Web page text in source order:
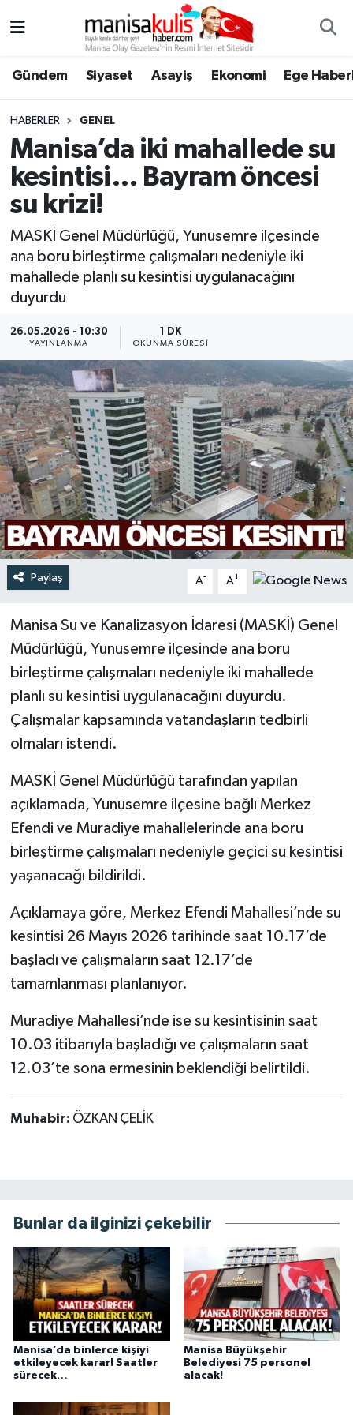
Gündem Siyaset Asayiş Ekonomi Ege
HABERLER GENEL
Manisa’da iki mahallede su
kesintisi… Bayram öncesi
su krizi!
MASKİ Genel Müdürlüğü, Yunusemre ilçesinde
ana boru birleştirme çalışmaları nedeniyle iki
mahallede planlı su kesintisi uygulanacağını
duyurdu
26.05.2026 - 10:30
YAYINLANMA
1 DK
OKUNMA SÜRESI
Paylaş A- A+
Manisa Su ve Kanalizasyon İdaresi (MASKİ) Genel
Müdürlüğü, Yunusemre ilçesinde ana boru
birleştirme çalışmaları nedeniyle iki mahallede
planlı su kesintisi uygulanacağını duyurdu.
Çalışmalar kapsamında vatandaşların tedbirli
olmaları istendi.
MASKİ Genel Müdürlüğü tarafından yapılan
açıklamada, Yunusemre ilçesine bağlı Merkez
Efendi ve Muradiye mahallelerinde ana boru
birleştirme çalışmaları nedeniyle geçici su kesintisi
yaşanacağı bildirildi.
Açıklamaya göre, Merkez Efendi Mahallesi’nde su
kesintisi 26 Mayıs 2026 tarihinde saat 10.17’de
başladı ve çalışmaların saat 12.17’de
tamamlanması planlanıyor.
Muradiye Mahallesi’nde ise su kesintisinin saat
10.03 itibarıyla başladığı ve çalışmaların saat
12.03’te sona ermesinin beklendiği belirtildi.
Muhabir: ÖZKAN ÇELİK
Bunlar da ilginizi çekebilir
Manisa’da binlerce kişiyi
etkileyecek karar! Saatler
sürecek…
Manisa Büyükşehir
Belediyesi 75 personel
alacak!
Ege Haberleri
Ekonomi
Genel
Resmi İlan
Siyaset
Spor
Türkiye
Yaşam
Yunusemre Hava Durumu
Yunusemre Trafik Yoğunluk Haritası
Süper Lig Puan Durumu ve Fikstür
Son Dakika Haberleri
Haber Arşivi